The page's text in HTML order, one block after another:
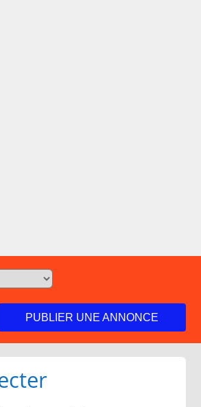
PUBLIER UNE ANNONCE